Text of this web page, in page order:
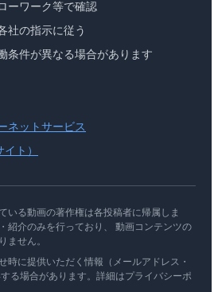
ーワーク等で確認
社の指示に従う
条件が異なる場合があります
ネットサービス
ト）
いる動画の著作権は各投稿者に帰属しま
紹介のみを行っており、 動画コンテンツの
ません。
時に提供いただく情報（メールアドレス・
る場合があります。詳細はプライバシーポ